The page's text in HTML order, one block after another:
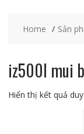
Home Sản
iz500l mui
Hiển thị kết quả